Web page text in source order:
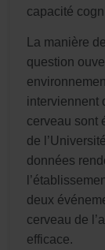
capacité
La manière
question
interviennent
cerveau sont
de
données
deux
cerveau de
efficace.